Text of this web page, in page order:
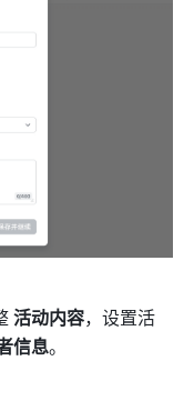
活动内容，设置活
信息。